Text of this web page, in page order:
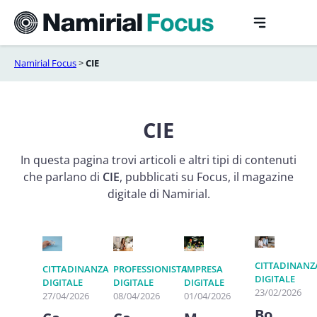
contenuto
Namirial Focus>CIE
CIE
In questa pagina trovi articoli e altri tipi di contenuti
che parlano di CIE, pubblicati su Focus, il magazine
digitale di Namirial.
CITTADINANZA
DIGITALE
27/04/2026
PROFESSIONISTA
DIGITALE
08/04/2026
IMPRESA
DIGITALE
01/04/2026
DIGITALE
23/02/2026